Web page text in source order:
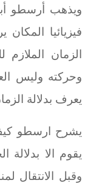
ويذهب أرسطو
فيزيائيا المكان
الزمان الملازم
وحركته وليس
يعرف بدلالة
يشرح ارسطو
وقبل الانتقال